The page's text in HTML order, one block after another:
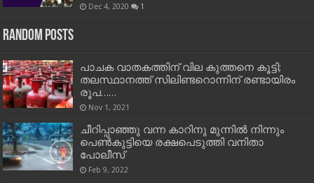
Dec 4, 2020 1
Random Posts
പാചക വാതകത്തിന് വില കുത്തനെ കൂട്ടി;
തലസ്ഥാനത്ത് സിലിണ്ടറൊന്നിന് രണ്ടായിരം
രൂപ……
Nov 1, 2021
ചീറിപ്പാഞ്ഞു വന്ന കാറിനു മുന്നിൽ നിന്നും
പെൺകുട്ടിയെ രക്ഷപെടുത്തി വനിതാ
പോലീസ്
Feb 9, 2022